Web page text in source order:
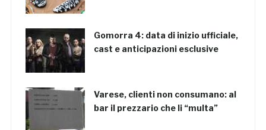
Gomorra 4: data di inizio ufficiale,
cast e anticipazioni esclusive
Varese, clienti non consumano: al
bar il prezzario che li “multa”